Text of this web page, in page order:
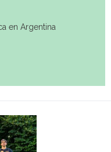
en Argentina